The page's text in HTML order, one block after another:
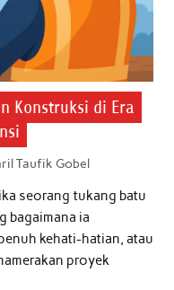
Konstruksi di Era
Taufik Gobel
seorang tukang batu
bagaimana ia
kehati-hatian, atau
proyek